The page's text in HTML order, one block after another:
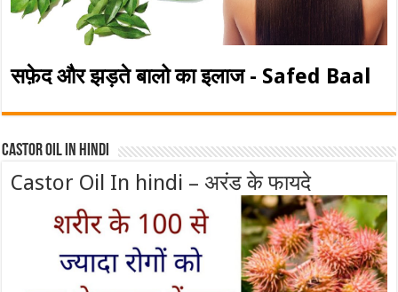
सफ़ेद और झड़ते बालो का इलाज - Safed Baal
Castor Oil In Hindi
Castor Oil In hindi – अरंड के फायदे